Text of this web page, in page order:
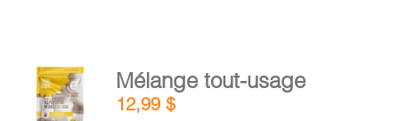
AJOUTER
AU
PANIER
Mélange tout-usage
12,99$